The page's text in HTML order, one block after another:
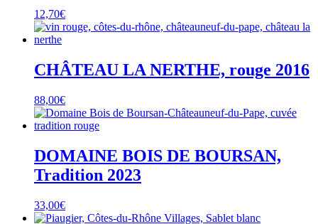
12,70€
CHÂTEAU LA NERTHE, rouge 2016
88,00€
DOMAINE BOIS DE BOURSAN,
Tradition 2023
33,00€